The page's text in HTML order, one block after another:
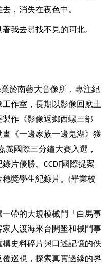
，消失在夜色中。
我去尋找不見的阿北。
於南藝大音像所，專注紀
作室，長期以影像回應土
作《影像返鄉西螺三部
《一邊家族一邊鬼湖》獲
義國際三分鐘大賽入選，
片優勝、 CCDF國際提案
獎學生紀錄片。(畢業校
帶的大規模械鬥「白馬事
人渡海來台開墾和械鬥事
史料碎片與口述記憶的佚
巡視，探索真實邊緣的界